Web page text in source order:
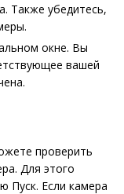
Также убедитесь,
окне. Вы
вашей
проверить
Для этого
Пуск. Если камера